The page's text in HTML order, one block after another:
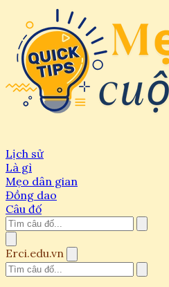
Lịch sử
Là gì
Mẹo dân gian
Đồng dao
Câu đố
Erci.edu.vn